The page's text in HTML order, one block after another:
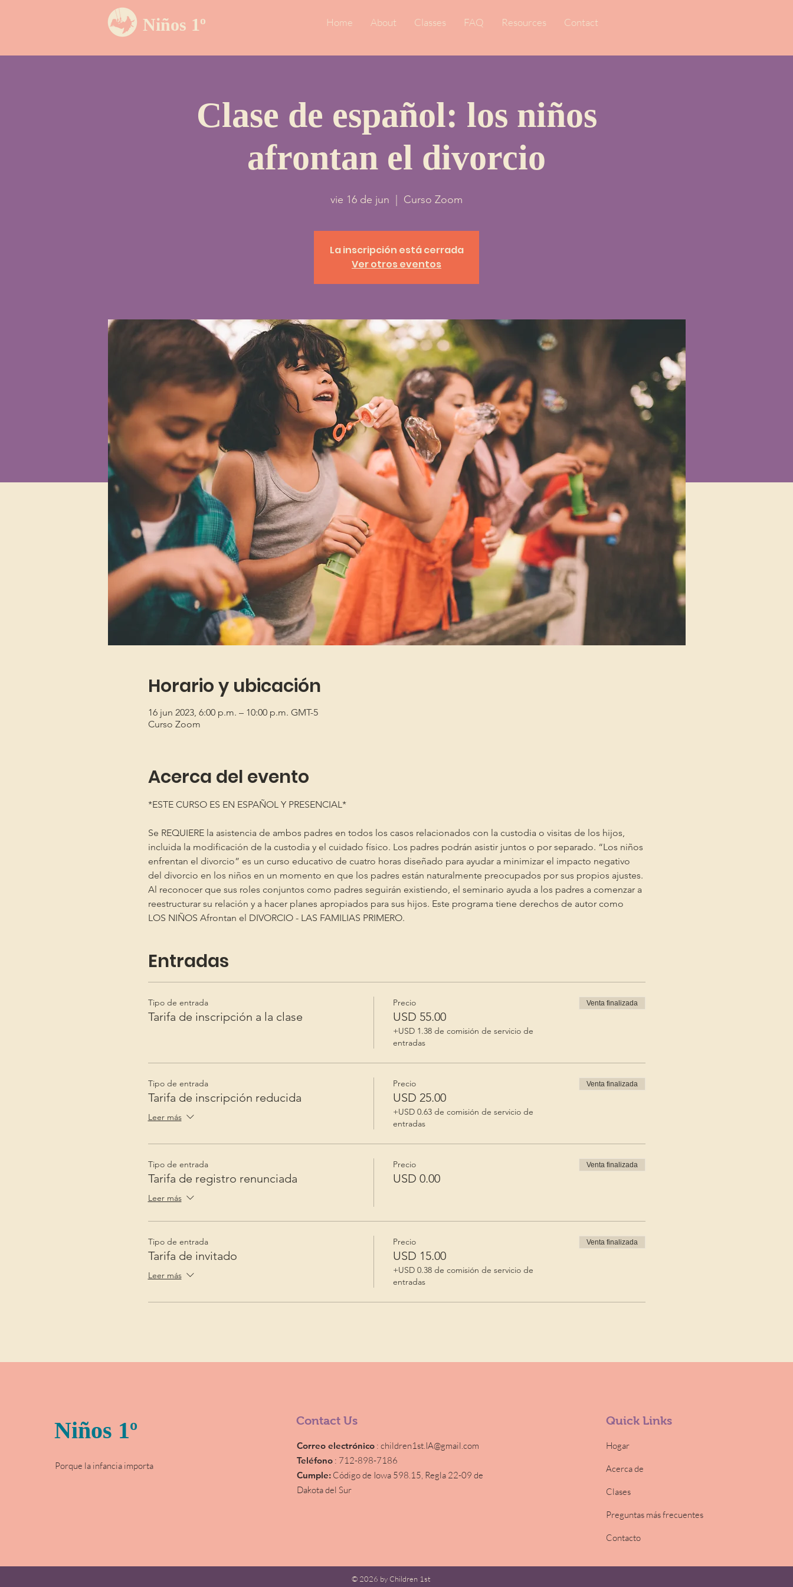
Niños 1º Home About Classes FAQ Resources Contact
Clase de español: los niños
afrontan el divorcio
vie 16 de jun Curso Zoom
La inscripción está cerrada
Ver otros eventos
Horario y ubicación
16 jun 2023, 6:00 p.m. – 10:00 p.m. GMT-5
Curso Zoom
Acerca del evento
*ESTE CURSO ES EN ESPAÑOL Y PRESENCIAL*
Se REQUIERE la asistencia de ambos padres en todos los casos relacionados con la custodia o visitas de los hijos,
incluida la modificación de la custodia y el cuidado físico. Los padres podrán asistir juntos o por separado. “Los niños
enfrentan el divorcio” es un curso educativo de cuatro horas diseñado para ayudar a minimizar el impacto negativo
del divorcio en los niños en un momento en que los padres están naturalmente preocupados por sus propios ajustes.
Al reconocer que sus roles conjuntos como padres seguirán existiendo, el seminario ayuda a los padres a comenzar a
reestructurar su relación y a hacer planes apropiados para sus hijos. Este programa tiene derechos de autor como
LOS NIÑOS Afrontan el DIVORCIO - LAS FAMILIAS PRIMERO.
Entradas
Tipo de entrada
Tarifa de inscripción a la clase
Precio
USD 55.00
+USD 1.38 de comisión de servicio de
entradas
Venta finalizada
Tipo de entrada
Tarifa de inscripción reducida
Leer más
Precio
USD 25.00
+USD 0.63 de comisión de servicio de
entradas
Venta finalizada
Tipo de entrada
Tarifa de registro renunciada
Leer más
Precio
USD 0.00
Venta finalizada
Tipo de entrada
Tarifa de invitado
Leer más
Precio
USD 15.00
+USD 0.38 de comisión de servicio de
entradas
Venta finalizada
Niños 1º
Porque la infancia importa
Contact Us
Correo electrónico :children1st.IA@gmail.com
Teléfono : 712-898-7186
Cumple: Código de Iowa 598.15, Regla 22-09 de
Dakota del Sur
Quick Links
Hogar
Acerca de
Clases
Preguntas más frecuentes
Contacto
© 2026 by Children 1st